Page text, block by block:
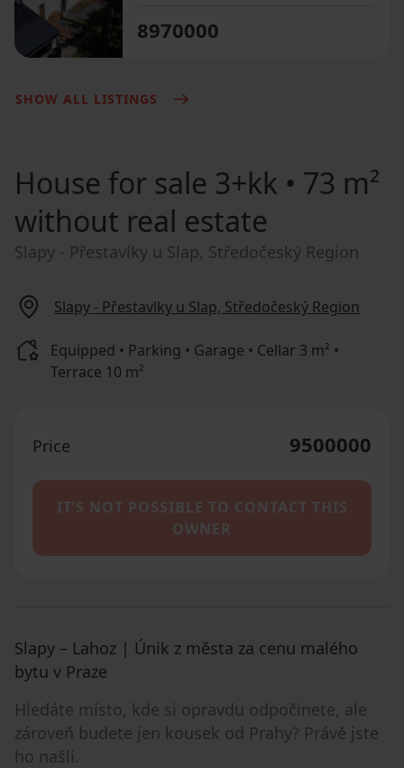
8970000
SHOW ALL LISTINGS
House for sale 3+kk • 73 m²
without real estate
Slapy - Přestavlky u Slap, Středočeský Region
Slapy - Přestavlky u Slap, Středočeský Region
Equipped • Parking • Garage • Cellar 3 m² •
Terrace 10 m²
Price 9500000
IT’S NOT POSSIBLE TO CONTACT THIS
OWNER
Slapy – Lahoz | Únik z města za cenu malého
bytu v Praze
Hledáte místo, kde si opravdu odpočinete, ale
zároveň budete jen kousek od Prahy? Právě jste
ho našli.